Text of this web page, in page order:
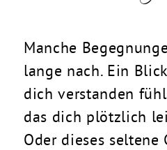
Manche
lange nach. Ein
dich verstanden
das dich plötzlich
Oder dieses seltene